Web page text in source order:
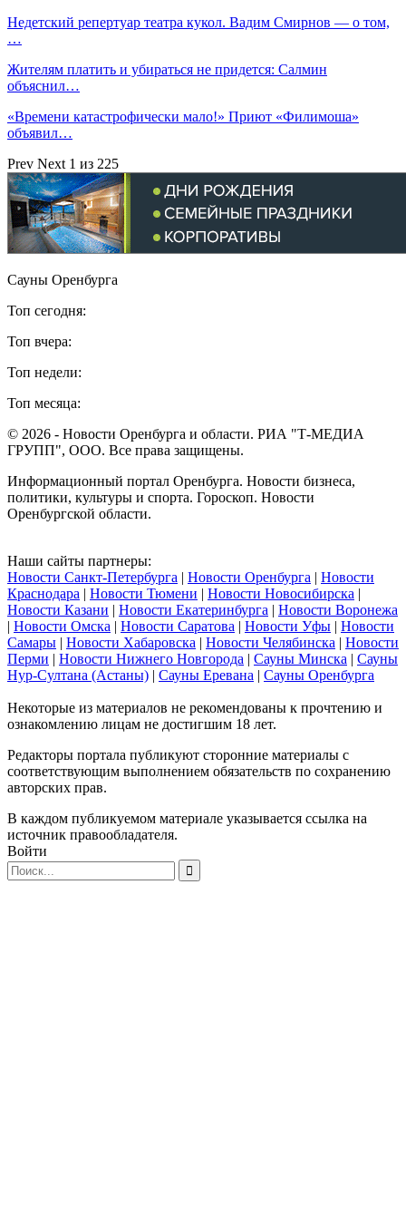
Недетский репертуар театра кукол. Вадим Смирнов — о том,
…
Жителям платить и убираться не придется: Салмин
объяснил…
«Времени катастрофически мало!» Приют «Филимоша»
объявил…
Prev Next 1 из 225
Сауны Оренбурга
Топ сегодня:
Топ вчера:
Топ недели:
Топ месяца:
© 2026 - Новости Оренбурга и области. РИА "Т-МЕДИА
ГРУПП", ООО. Все права защищены.
Информационный портал Оренбурга. Новости бизнеса,
политики, культуры и спорта. Гороскоп. Новости
Оренбургской области.
Наши сайты партнеры:
Новости Санкт-Петербурга | Новости Оренбурга | Новости
Краснодара | Новости Тюмени | Новости Новосибирска |
Новости Казани | Новости Екатеринбурга | Новости Воронежа
| Новости Омска | Новости Саратова | Новости Уфы | Новости
Самары | Новости Хабаровска | Новости Челябинска | Новости
Перми | Новости Нижнего Новгорода | Сауны Минска | Сауны
Нур-Султана (Астаны) | Сауны Еревана | Сауны Оренбурга
Некоторые из материалов не рекомендованы к прочтению и
ознакомлению лицам не достигшим 18 лет.
Редакторы портала публикуют сторонние материалы с
соответствующим выполнением обязательств по сохранению
авторских прав.
В каждом публикуемом материале указывается ссылка на
источник правообладателя.
Войти